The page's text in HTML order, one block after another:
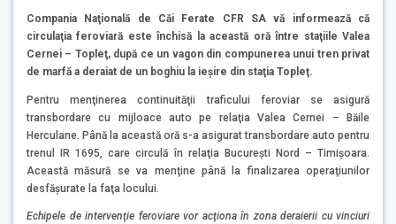
Compania Naţională de Căi Ferate CFR SA vă informează că
circulaţia feroviară este închisă la această oră între staţiile Valea
Cernei – Topleţ, după ce un vagon din compunerea unui tren privat
de marfă a deraiat de un boghiu la ieşire din staţia Topleţ.
Pentru menţinerea continuităţii traficului feroviar se asigură
transbordare cu mijloace auto pe relaţia Valea Cernei – Băile
Herculane. Până la această oră s-a asigurat transbordare auto pentru
trenul IR 1695, care circulă în relaţia Bucureşti Nord – Timişoara.
Această măsură se va menţine până la finalizarea operaţiunilor
desfăşurate la faţa locului.
Echipele de intervenţie feroviare vor acţiona în zona deraierii cu vinciuri